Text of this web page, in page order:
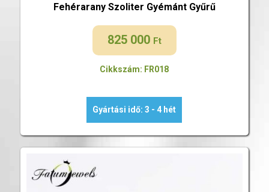
Fehérarany Szoliter Gyémánt Gyűrű
825 000 Ft
Cikkszám: FR018
Gyártási idő: 3 - 4 hét